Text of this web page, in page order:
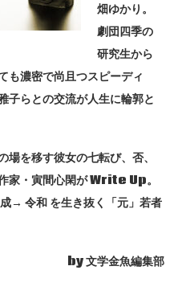
畑ゆかり。
劇団四季の
研究生から
も濃密で尚且つスピーディ
子らとの交流が人生に輪郭と
を移す彼女の七転び、否、
家・寅間心閑が Write Up。
→ 令和 を生き抜く「元」若者
by 文学金魚編集部